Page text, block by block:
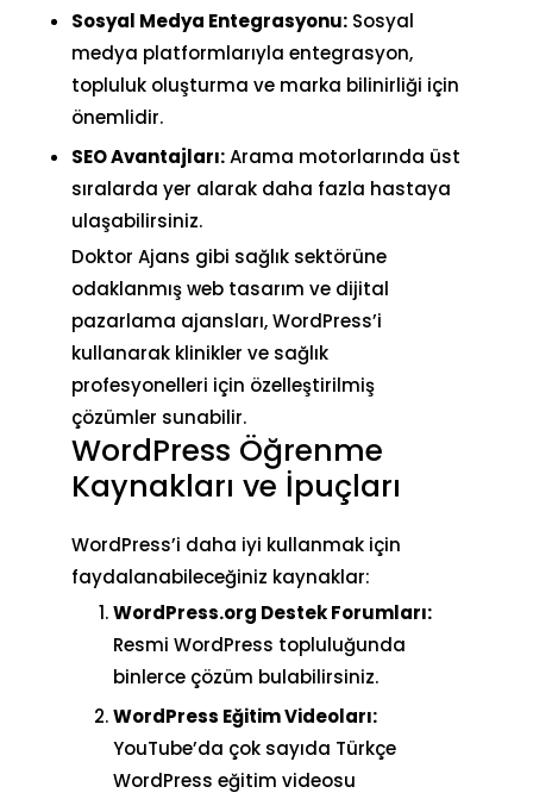
Sosyal Medya Entegrasyonu: Sosyal
medya platformlarıyla entegrasyon,
topluluk oluşturma ve marka bilinirliği için
önemlidir.
SEO Avantajları:Arama motorlarında üst
sıralarda yer alarak daha fazla hastaya
ulaşabilirsiniz.
Doktor Ajans gibi sağlık sektörüne
odaklanmış web tasarım ve dijital
pazarlama ajansları, WordPress’i
kullanarak klinikler ve sağlık
profesyonelleri için özelleştirilmiş
çözümler sunabilir.
WordPress Öğrenme
Kaynakları ve İpuçları
WordPress’i daha iyi kullanmak için
faydalanabileceğiniz kaynaklar:
WordPress.org Destek Forumları:
Resmi WordPress topluluğunda
binlerce çözüm bulabilirsiniz.
WordPress Eğitim Videoları:
YouTube’da çok sayıda Türkçe
WordPress eğitim videosu